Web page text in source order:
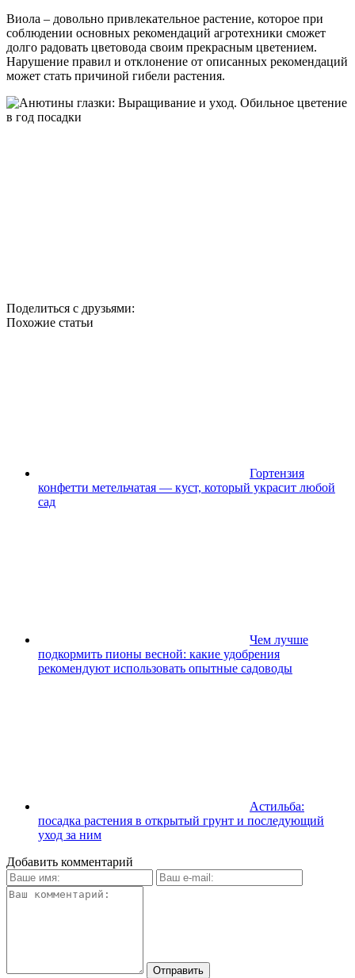
Виола – довольно привлекательное растение, которое при
соблюдении основных рекомендаций агротехники сможет
долго радовать цветовода своим прекрасным цветением.
Нарушение правил и отклонение от описанных рекомендаций
может стать причиной гибели растения.
Поделиться с друзьями:
Похожие статьи
Гортензия
конфетти метельчатая — куст, который украсит любой
сад
Чем лучше
подкормить пионы весной: какие удобрения
рекомендуют использовать опытные садоводы
Астильба:
посадка растения в открытый грунт и последующий
уход за ним
Добавить комментарий